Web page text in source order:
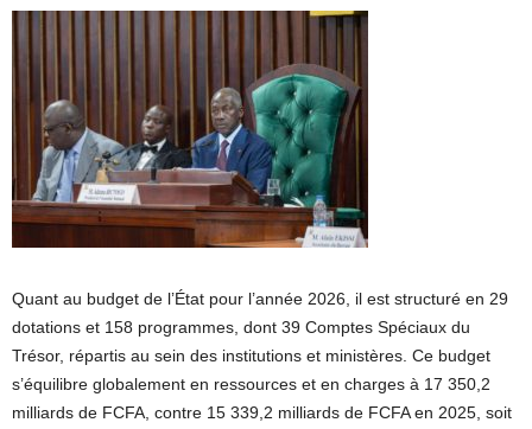
Quant au budget de l’État pour l’année 2026, il est structuré en 29
dotations et 158 programmes, dont 39 Comptes Spéciaux du
Trésor, répartis au sein des institutions et ministères. Ce budget
s’équilibre globalement en ressources et en charges à 17 350,2
milliards de FCFA, contre 15 339,2 milliards de FCFA en 2025, soit